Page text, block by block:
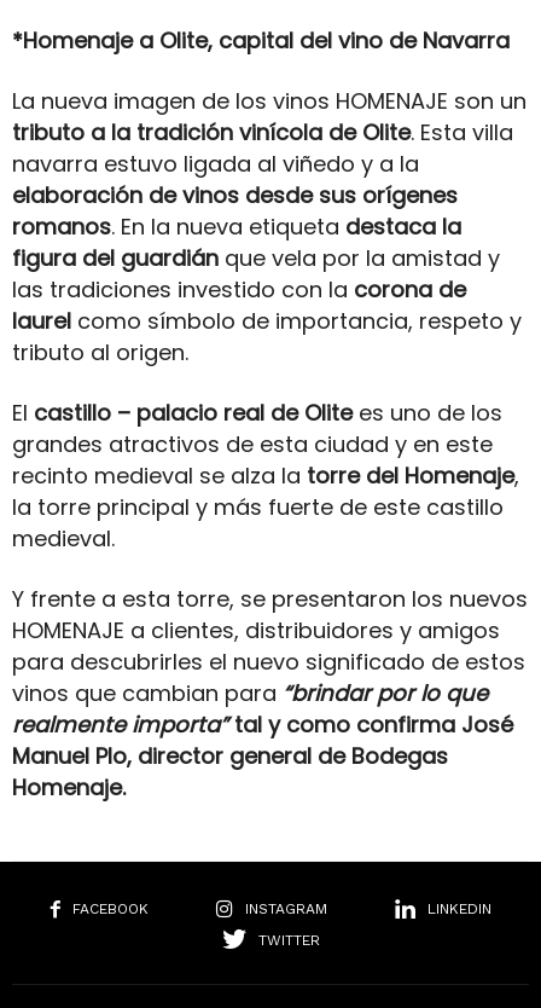
*Homenaje a Olite, capital del vino de Navarra
La nueva imagen de los vinos HOMENAJE son un
tributo a la tradición vinícola de Olite. Esta villa
navarra estuvo ligada al viñedo y a la
elaboración de vinos desde sus orígenes
romanos. En la nueva etiqueta destaca la
figura del guardián que vela por la amistad y
las tradiciones investido con la corona de
laurel como símbolo de importancia, respeto y
tributo al origen.
El castillo – palacio real de Olitees uno de los
grandes atractivos de esta ciudad y en este
recinto medieval se alza la torre del Homenaje,
la torre principal y más fuerte de este castillo
medieval.
Y frente a esta torre, se presentaron los nuevos
HOMENAJE a clientes, distribuidores y amigos
para descubrirles el nuevo significado de estos
vinos que cambian para “brindar por lo que
realmente importa”tal y como confirma José
Manuel Plo, director general de Bodegas
Homenaje.
FACEBOOK INSTAGRAM
LINKEDIN
TWITTER